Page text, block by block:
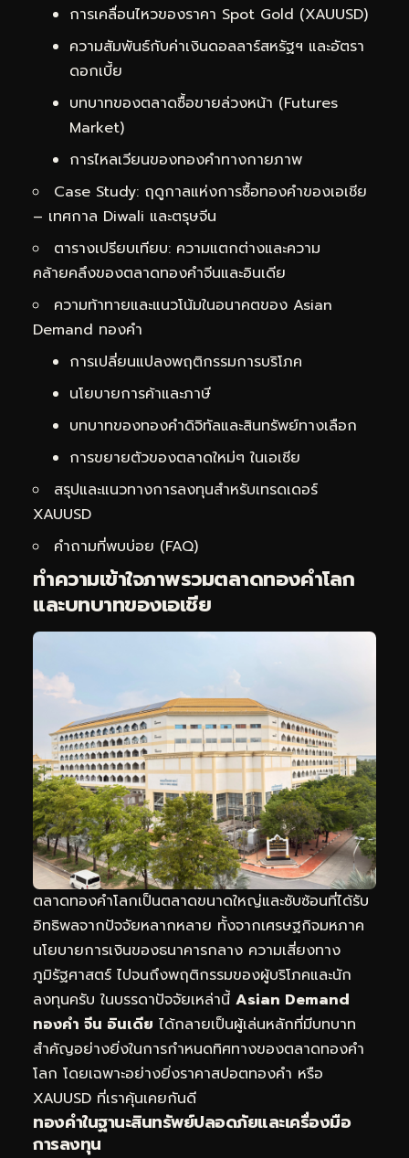
การเคลื่อนไหวของราคา Spot Gold (XAUUSD)
ความสัมพันธ์กับค่าเงินดอลลาร์สหรัฐฯ และอัตรา
ดอกเบี้ย
บทบาทของตลาดซื้อขายล่วงหน้า (Futures
Market)
การไหลเวียนของทองคำทางกายภาพ
Case Study: ฤดูกาลแห่งการซื้อทองคำของเอเชีย
– เทศกาล Diwali และตรุษจีน
ตารางเปรียบเทียบ: ความแตกต่างและความ
คล้ายคลึงของตลาดทองคำจีนและอินเดีย
ความท้าทายและแนวโน้มในอนาคตของ Asian
Demand ทองคำ
การเปลี่ยนแปลงพฤติกรรมการบริโภค
นโยบายการค้าและภาษี
บทบาทของทองคำดิจิทัลและสินทรัพย์ทางเลือก
การขยายตัวของตลาดใหม่ๆ ในเอเชีย
สรุปและแนวทางการลงทุนสำหรับเทรดเดอร์
XAUUSD
คำถามที่พบบ่อย (FAQ)
ทำความเข้าใจภาพรวมตลาดทองคำโลก
และบทบาทของเอเชีย
ตลาดทองคำโลกเป็นตลาดขนาดใหญ่และซับซ้อนที่ได้รับ
อิทธิพลจากปัจจัยหลากหลาย ทั้งจากเศรษฐกิจมหภาค
นโยบายการเงินของธนาคารกลาง ความเสี่ยงทาง
ภูมิรัฐศาสตร์ ไปจนถึงพฤติกรรมของผู้บริโภคและนัก
ลงทุนครับ ในบรรดาปัจจัยเหล่านี้ Asian Demand
ทองคำ จีน อินเดีย ได้กลายเป็นผู้เล่นหลักที่มีบทบาท
สำคัญอย่างยิ่งในการกำหนดทิศทางของตลาดทองคำ
โลก โดยเฉพาะอย่างยิ่งราคาสปอตทองคำ หรือ
XAUUSD ที่เราคุ้นเคยกันดี
ทองคำในฐานะสินทรัพย์ปลอดภัยและเครื่องมือ
การลงทุน